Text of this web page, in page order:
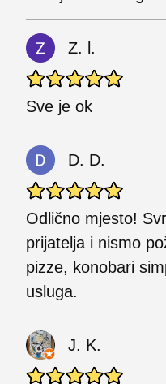
Z. l.
Sve je ok
D. D.
Odlično mjesto!
prijatelja i nismo
pizze, konobari
usluga.
J. K.